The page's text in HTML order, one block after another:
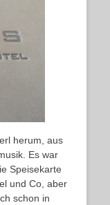
herum, aus
Es war
Speisekarte
und Co, aber
schon in